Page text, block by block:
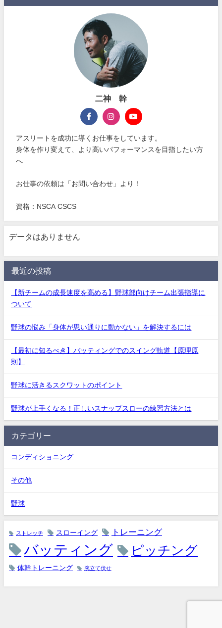
二神 幹
アスリートを成功に導くお仕事をしています。
身体を作り変えて、より高いパフォーマンスを目指したい方
へ
お仕事の依頼は「お問い合わせ」より！
資格：NSCA CSCS
データはありません
最近の投稿
【新チームの成長速度を高める】野球部向けチーム出張指導に
ついて
野球の悩み「身体が思い通りに動かない」を解決するには
【最初に知るべき】バッティングでのスイング軌道【原理原
則】
野球に活きるスクワットのポイント
野球が上手くなる！正しいスナップスローの練習方法とは
カテゴリー
コンディショニング
その他
野球
ストレッチ スローイング トレーニング
バッティング ピッチング
体幹トレーニング 腕立て伏せ